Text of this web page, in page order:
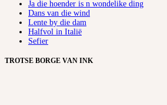
Ja die hoender is n wondelike ding
Dans van die wind
Lente by die dam
Halfvol in Italië
Sefier
TROTSE BORGE VAN INK